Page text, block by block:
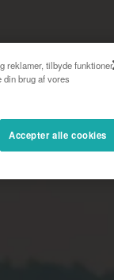
reklamer, tilbyde funktioner
brug af vores
Accepter alle cookies